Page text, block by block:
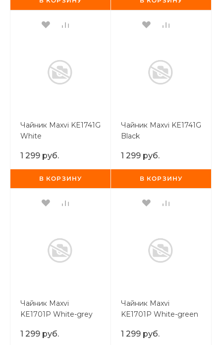
Чайник Maxvi KE1741G
White
1 299 руб.
В КОРЗИНУ
Чайник Maxvi KE1741G
Black
1 299 руб.
В КОРЗИНУ
Чайник Maxvi
KE1701P White-grey
1 299 руб.
Чайник Maxvi
KE1701P White-green
1 299 руб.